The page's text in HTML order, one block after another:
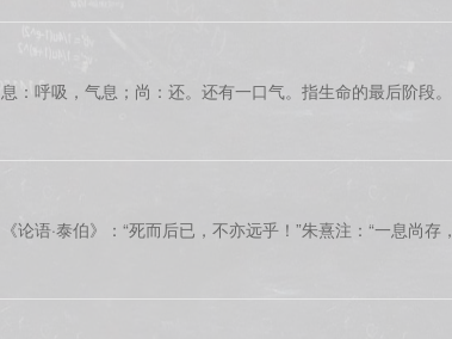
息：呼吸，气息；尚：还。还有一口气。指生命的最后阶段。
《论语·泰伯》：“死而后已，不亦远乎！”朱熹注：“一息尚